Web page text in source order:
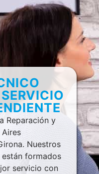
Reparación y
Nuestros
formados
servicio con